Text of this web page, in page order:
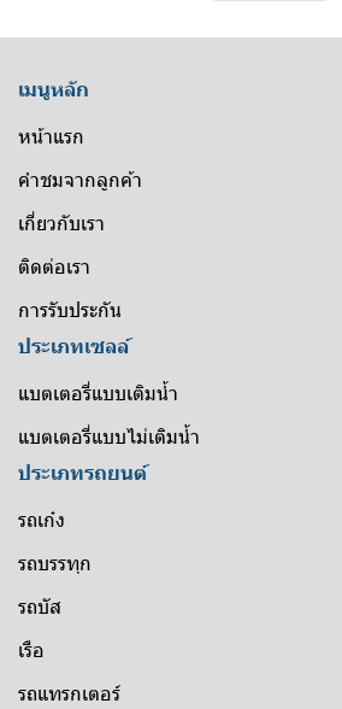
เมนูหลัก
หน้าแรก
คำชมจากลูกค้า
เกี่ยวกับเรา
ติดต่อเรา
การรับประกัน
ประเภทเซลล์
แบตเตอรี่แบบเติมน้ำ
แบตเตอรี่แบบไม่เติมน้ำ
ประเภทรถยนต์
รถเก๋ง
รถบรรทุก
รถบัส
เรือ
รถแทรกเตอร์